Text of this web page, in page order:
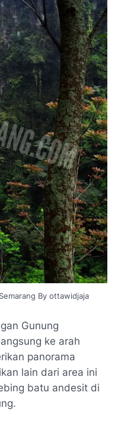
By ottawidjaja
Gunung
ke arah
panorama
lain dari area ini
batu andesit di